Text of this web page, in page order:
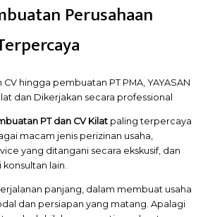
Perusahaan
hingga pembuatan PT PMA, YAYASAN
dan Dikerjakan secara professional
PT dan CV Kilat paling terpercaya
macam jenis perizinan usaha,
yang ditangani secara ekskusif, dan
lain.
panjang, dalam membuat usaha
dan persiapan yang matang. Apalagi